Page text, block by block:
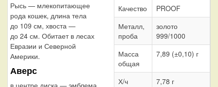
Рысь — млекопитающее
рода кошек, длина тела
до 109 см, хвоста —
до 24 см. Обитает в лесах
Евразии и Северной
Америки.
Аверс
Качество
PROOF
Металл,
проба
золото
999/1000
Масса
общая
7,89 (±0,10) г
Х/ч
7,78 г